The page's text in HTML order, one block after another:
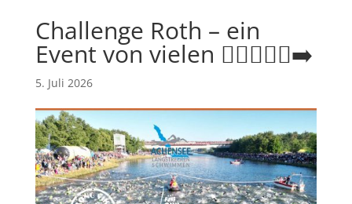
Challenge Roth – ein
Event von vielen 🏊‍♀️🚴‍♂️🏃‍➡️
5. Juli 2026